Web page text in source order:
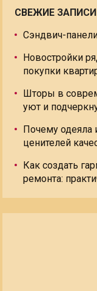
СВЕЖИЕ ЗАПИСИ
Сэндвич-
Новостройки
покупки
Шторы в
уют и
Почему одеяла
ценителей
Как создать
ремонта: